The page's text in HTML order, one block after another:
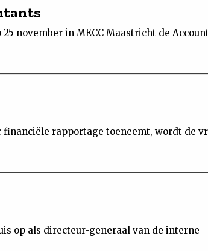
november in MECC Maastricht de
rapportage toeneemt, wordt de
op als directeur-generaal van de interne